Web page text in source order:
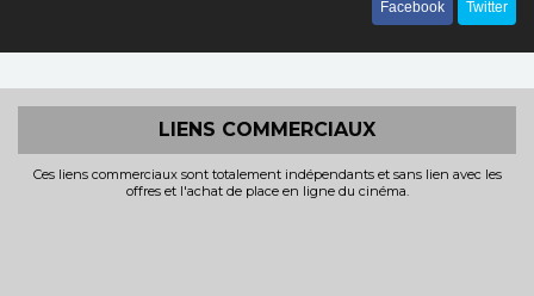
Facebook Twitter
LIENS COMMERCIAUX
Ces liens commerciaux sont totalement indépendants et sans lien avec les
offres et l'achat de place en ligne du cinéma.